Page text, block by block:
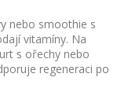
nebo smoothie s
vitamíny. Na
s ořechy nebo
regeneraci po